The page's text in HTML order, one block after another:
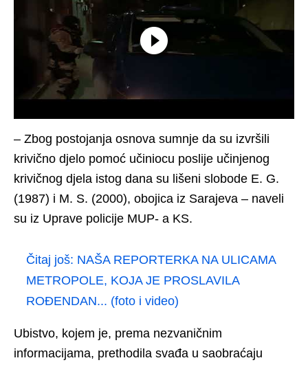
– Zbog postojanja osnova sumnje da su izvršili
krivično djelo pomoć učiniocu poslije učinjenog
krivičnog djela istog dana su lišeni slobode E. G.
(1987) i M. S. (2000), obojica iz Sarajeva – naveli
su iz Uprave policije MUP- a KS.
Čitaj još: NAŠA REPORTERKA NA ULICAMA
METROPOLE, KOJA JE PROSLAVILA
ROĐENDAN... (foto i video)
Ubistvo, kojem je, prema nezvaničnim
informacijama, prethodila svađa u saobraćaju